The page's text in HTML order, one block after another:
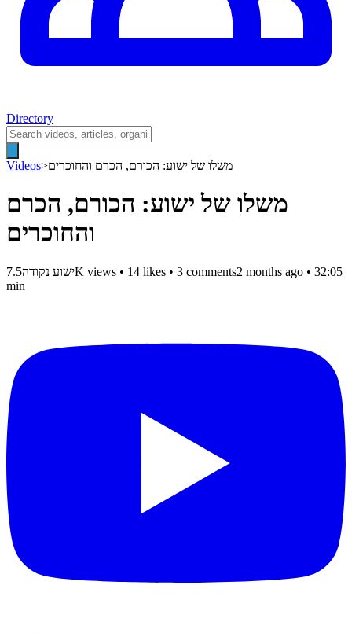
Directory
Videos>משלו של ישוע: הכורם, הכרם והחוכרים
משלו של ישוע: הכורם, הכרם
והחוכרים
ישוע נקודה7.5K views • 14 likes • 3 comments2 months ago • 32:05
min